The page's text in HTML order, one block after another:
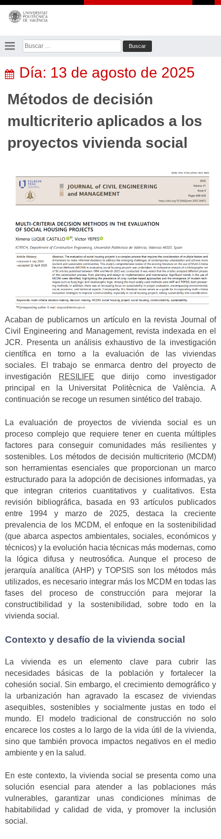
Saltar
contenido
Buscar:
Día: 13 de agosto de 2025
Métodos de decisión
multicriterio aplicados a los
proyectos vivienda social
Acaban de publicarnos un artículo en la revista Journal of
Civil Engineering and Management, revista indexada en el
JCR. Presenta un análisis exhaustivo de la investigación
científica en torno a la evaluación de las viviendas
sociales. El trabajo se enmarca dentro del proyecto de
investigación
RESILIFE que dirijo como investigador
principal en la Universitat Politècnica de València. A
continuación se recoge un resumen sintético del trabajo.
La evaluación de proyectos de vivienda social es un
proceso complejo que requiere tener en cuenta múltiples
factores para conseguir comunidades más resilientes y
sostenibles. Los métodos de decisión multicriterio (MCDM)
son herramientas esenciales que proporcionan un marco
estructurado para la adopción de decisiones informadas, ya
que integran criterios cuantitativos y cualitativos. Esta
revisión bibliográfica, basada en 93 artículos publicados
entre 1994 y marzo de 2025, destaca la creciente
prevalencia de los MCDM, el enfoque en la sostenibilidad
(que abarca aspectos ambientales, sociales, económicos y
técnicos) y la evolución hacia técnicas más modernas, como
la lógica difusa y neutrosófica. Aunque el proceso de
jerarquía analítica (AHP) y TOPSIS son los métodos más
utilizados, es necesario integrar más los MCDM en todas las
fases del proceso de construcción para mejorar la
constructibilidad y la sostenibilidad, sobre todo en la
vivienda social.
Contexto y desafío de la vivienda social
La vivienda es un elemento clave para cubrir las
necesidades básicas de la población y fortalecer la
cohesión social. Sin embargo, el crecimiento demográfico y
la urbanización han agravado la escasez de viviendas
asequibles, sostenibles y socialmente justas en todo el
mundo. El modelo tradicional de construcción no solo
encarece los costes a lo largo de la vida útil de la vivienda,
sino que también provoca impactos negativos en el medio
ambiente y en la salud.
En este contexto, la vivienda social se presenta como una
solución esencial para atender a las poblaciones más
vulnerables, garantizar unas condiciones mínimas de
habitabilidad y calidad de vida, y promover la inclusión
social.